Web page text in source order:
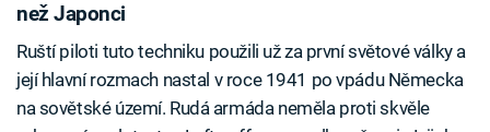
než Japonci
Ruští piloti tuto techniku použili už za první světové války a
její hlavní rozmach nastal v roce 1941 po vpádu Německa
na sovětské území. Rudá armáda neměla proti skvěle